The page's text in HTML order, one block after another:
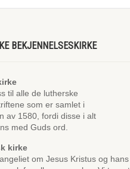
BEKJENNELSESKIRKE
til alle de lutherske
som er samlet i
av 1580, fordi disse i alt
med Guds ord.
kirke
om Jesus Kristus og hans